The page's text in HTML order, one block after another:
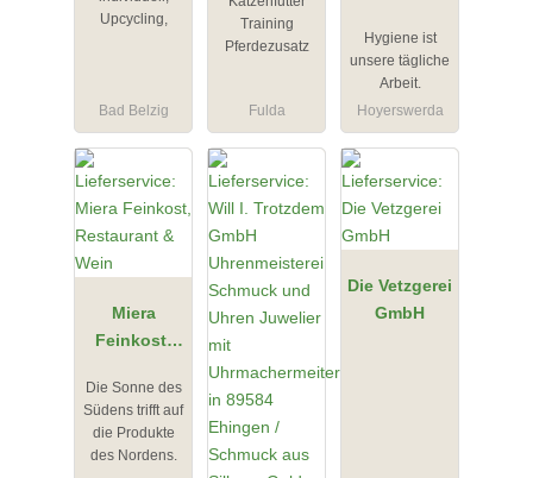
Upcycling,
Bad Belzig
Training
Pferdezusatz
Fulda
Hygiene
Hygiene ist
unsere tägliche
Arbeit.
Hoyerswerda
Miera
Feinkost,
& Wein
Die Sonne des
Südens trifft auf
die Produkte
des Nordens.
Die Vetzgerei
GmbH